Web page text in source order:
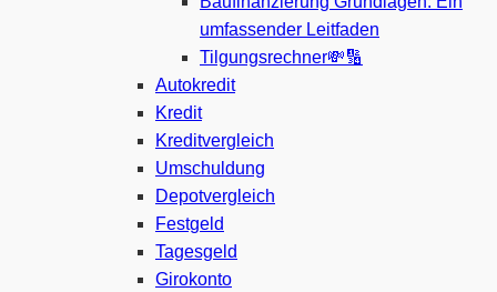
umfassender Leitfaden
Tilgungsrechner💸🔢
Autokredit
Kredit
Kreditvergleich
Umschuldung
Depotvergleich
Festgeld
Tagesgeld
Girokonto